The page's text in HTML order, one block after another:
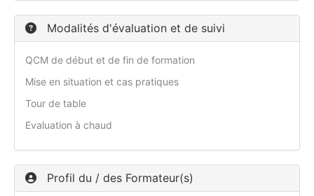
Modalités d'évaluation et de suivi
QCM de début et de fin de formation
Mise en situation et cas pratiques
Tour de table
Evaluation à chaud
Profil du / des Formateur(s)